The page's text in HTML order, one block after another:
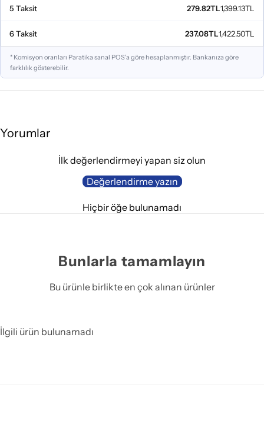
5 Taksit 279.82TL1,399.13TL
6 Taksit 237.08TL1,422.50TL
* Komisyon oranları Paratika sanal POS'a göre hesaplanmıştır. Bankanıza göre
farklılık gösterebilir.
Yorumlar
İlk değerlendirmeyi yapan siz olun
Değerlendirme yazın
Hiçbir öğe bulunamadı
Bunlarla tamamlayın
Bu ürünle birlikte en çok alınan ürünler
İlgili ürün bulunamadı